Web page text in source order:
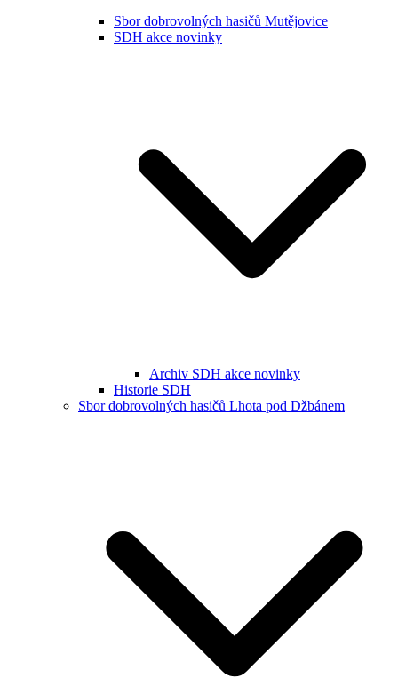
Sbor dobrovolných hasičů Mutějovice
SDH akce novinky
Archiv SDH akce novinky
Historie SDH
Sbor dobrovolných hasičů Lhota pod Džbánem